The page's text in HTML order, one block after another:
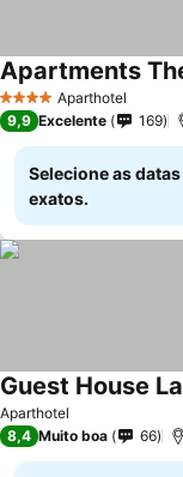
4 EstrelasAparthotel
Apartments
9,9 Excelente 169
Selecione as
exatos.
Aparthotel
Guest House
8,4 Muito boa 66